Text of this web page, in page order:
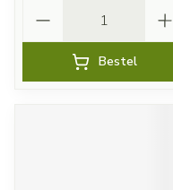
Bestel